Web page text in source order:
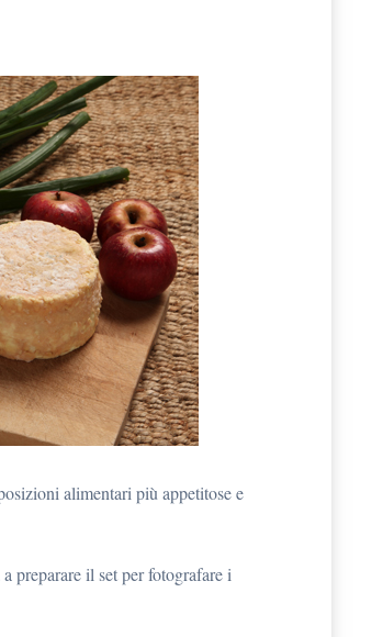
alimentari più appetitose e
preparare il set per fotografare i